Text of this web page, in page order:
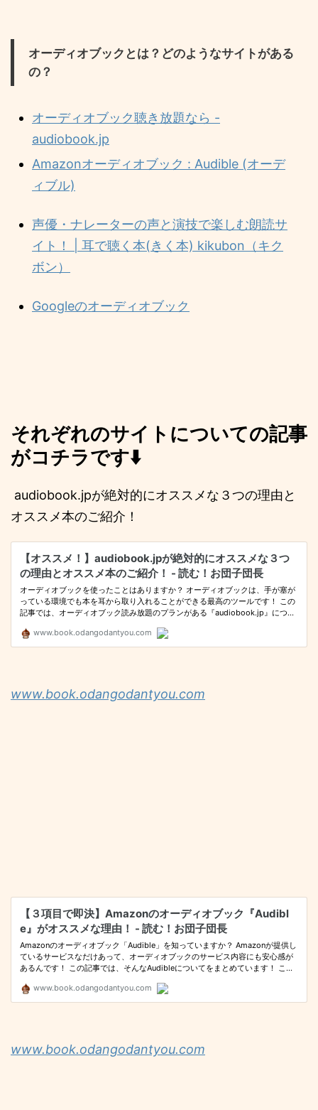
オーディオブックとは？どのようなサイトがある
の？
オーディオブック聴き放題なら -
audiobook.jp
Amazonオーディオブック : Audible (オーデ
ィブル)
声優・ナレーターの声と演技で楽しむ朗読サ
イト！ | 耳で聴く本(きく本) kikubon（キク
ボン）
Googleのオーディオブック
それぞれのサイトについての記事
がコチラです⬇️
audiobook.jpが絶対的にオススメな３つの理由と
オススメ本のご紹介！
www.book.odangodantyou.com
www.book.odangodantyou.com